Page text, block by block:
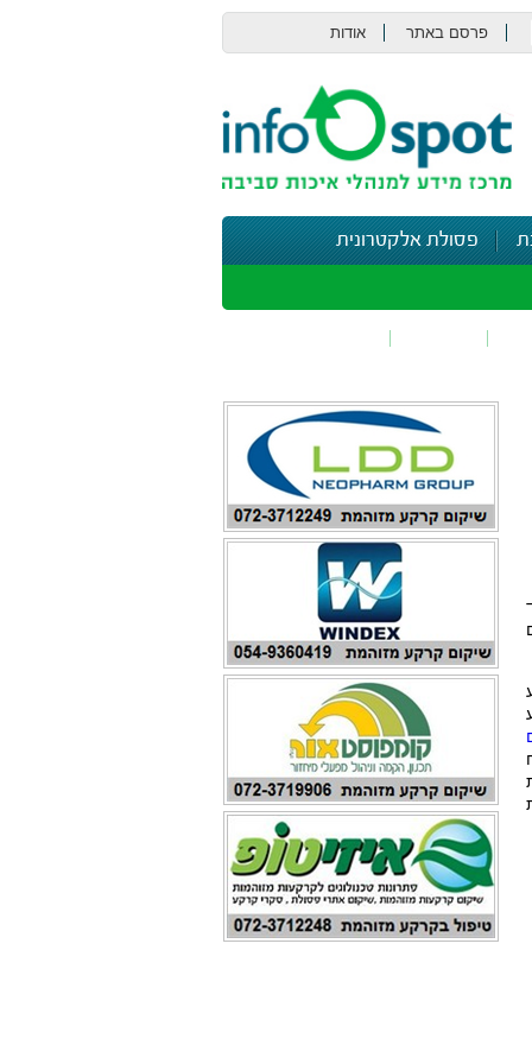
פרסם באתר אודות
פסולת אלקטרונית